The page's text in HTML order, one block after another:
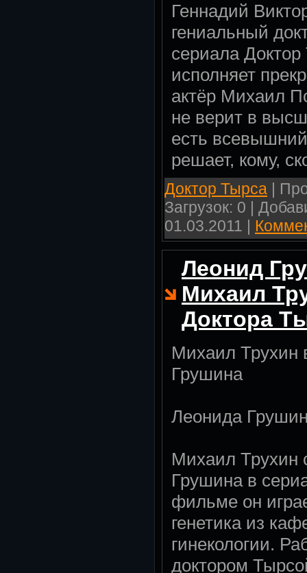
Геннадий
гениальный
сериала
исполняет
актёр Михаил
не верит в
есть
решает, кому,
Доктор Тырса |
Загрузок: 0 |
01.03.2011
Леонид
Михаил
Доктора
Михаил Трухин
Грушина
Леонида
Михаил Трухин
Грушина в
фильме он
генетика из
гинекологии.
доктором